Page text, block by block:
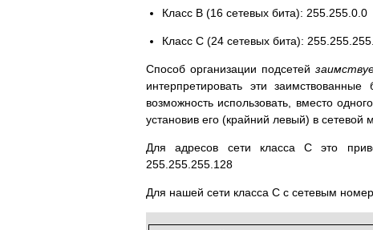
Класс B (16 сетевых бита): 255.255.0.0
Класс C (24 сетевых бита):
Способ организации подсетей
интерпретировать эти
возможность использовать, вместо
установив его (крайний левый) в сетевой
Для адресов сети класса C это
255.255.255.128
Для нашей сети класса C с сетевым